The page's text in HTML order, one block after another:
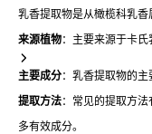
乳香提取物是从橄榄科乳
来源植物：主要来源于卡
主要成分：乳香提取物的
提取方法：常见的提取方
多有效成分。